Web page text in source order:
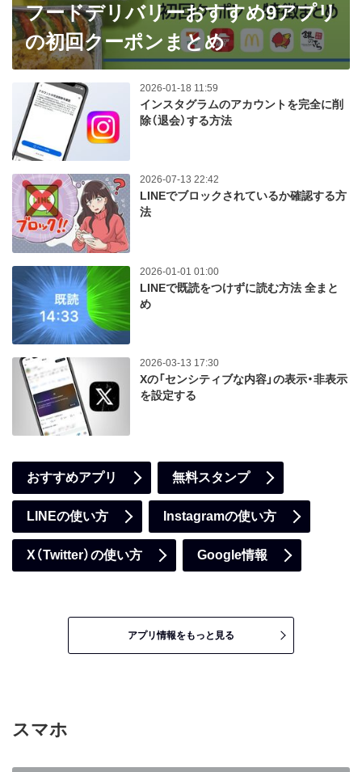
フードデリバリーおすすめ9アプリ
の初回クーポンまとめ
2026-01-18 11:59
インスタグラムのアカウントを完全に削
除（退会）する方法
2026-07-13 22:42
LINEでブロックされているか確認する方
法
2026-01-01 01:00
LINEで既読をつけずに読む方法 全まと
め
2026-03-13 17:30
Xの「センシティブな内容」の表示・非表示
を設定する
おすすめアプリ 無料スタンプ
LINEの使い方 Instagramの使い方
X（Twitter）の使い方 Google情報
アプリ情報をもっと見る
スマホ